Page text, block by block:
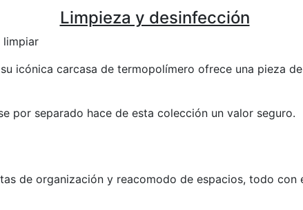
Limpieza y desinfección
limpiar
icónica carcasa de termopolímero ofrece una pieza
por separado hace de esta colección un valor seguro.
de organización y reacomodo de espacios, todo con